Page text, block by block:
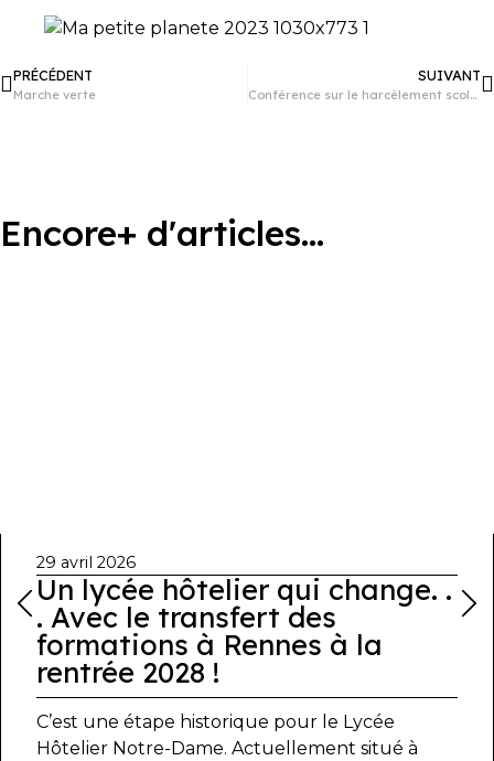
PRÉCÉDENT
Marche verte
SUIVANT
Conférence sur le harcèlement scolaire
Encore+ d'articles...
29 avril 2026
Un lycée hôtelier qui change. .
. Avec le transfert des
formations à Rennes à la
rentrée 2028 !
C’est une étape historique pour le Lycée
Hôtelier Notre-Dame. Actuellement situé à